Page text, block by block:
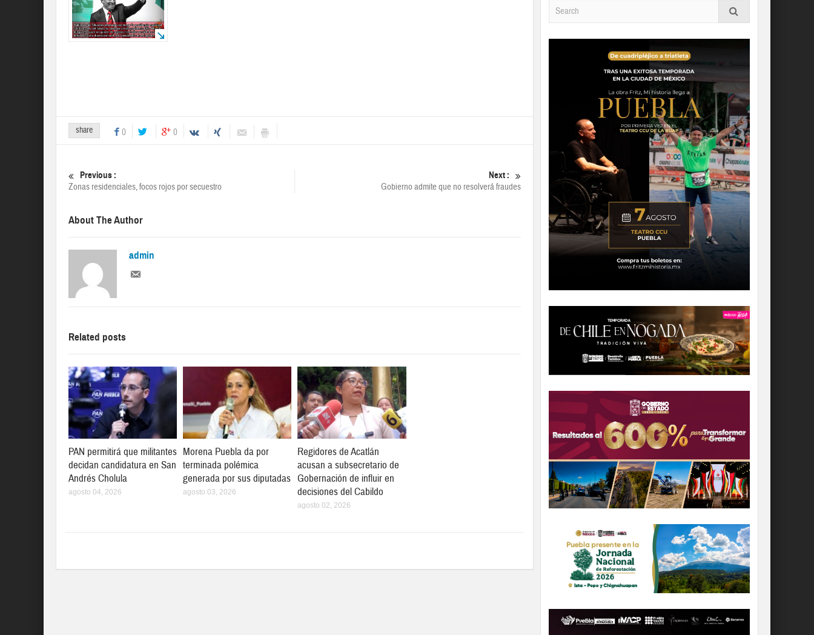
share 0 0
Previous :
Zonas residenciales, focos rojos por secuestro
Next :
Gobierno admite que no resolverá fraudes
About The Author
admin
Related posts
PAN permitirá que militantes
decidan candidatura en San
Andrés Cholula
agosto 04, 2026
Morena Puebla da por
terminada polémica
generada por sus diputadas
agosto 03, 2026
Regidores de Acatlán
acusan a subsecretario de
Gobernación de influir en
decisiones del Cabildo
agosto 02, 2026